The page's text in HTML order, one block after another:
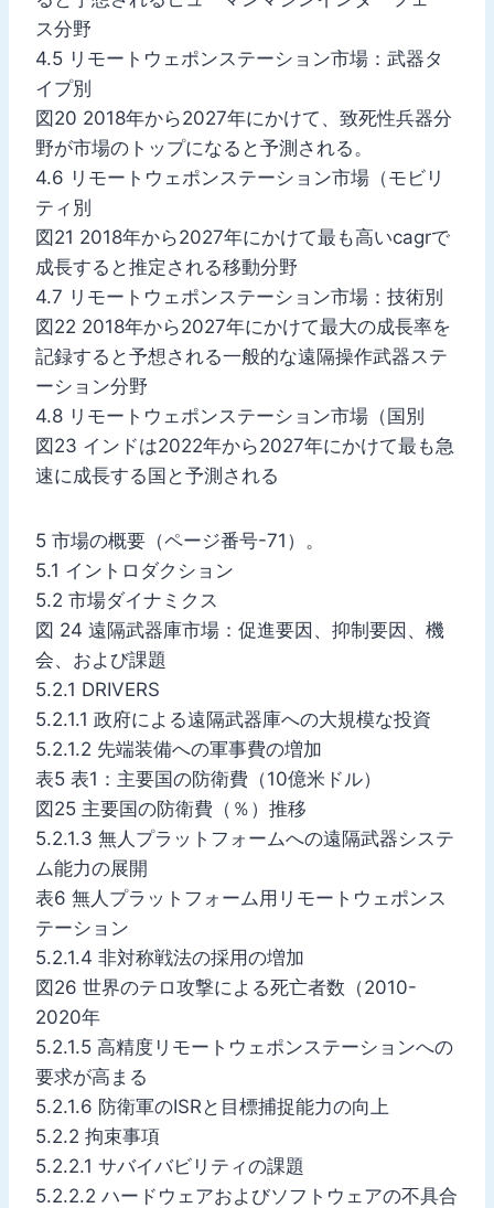
ス分野
4.5 リモートウェポンステーション市場：武器タ
イプ別
図20 2018年から2027年にかけて、致死性兵器分
野が市場のトップになると予測される。
4.6 リモートウェポンステーション市場（モビリ
ティ別
図21 2018年から2027年にかけて最も高いcagrで
成長すると推定される移動分野
4.7 リモートウェポンステーション市場：技術別
図22 2018年から2027年にかけて最大の成長率を
記録すると予想される一般的な遠隔操作武器ステ
ーション分野
4.8 リモートウェポンステーション市場（国別
図23 インドは2022年から2027年にかけて最も急
速に成長する国と予測される
5 市場の概要（ページ番号-71）。
5.1 イントロダクション
5.2 市場ダイナミクス
図 24 遠隔武器庫市場：促進要因、抑制要因、機
会、および課題
5.2.1 DRIVERS
5.2.1.1 政府による遠隔武器庫への大規模な投資
5.2.1.2 先端装備への軍事費の増加
表5 表1：主要国の防衛費（10億米ドル）
図25 主要国の防衛費（％）推移
5.2.1.3 無人プラットフォームへの遠隔武器システ
ム能力の展開
表6 無人プラットフォーム用リモートウェポンス
テーション
5.2.1.4 非対称戦法の採用の増加
図26 世界のテロ攻撃による死亡者数（2010-
2020年
5.2.1.5 高精度リモートウェポンステーションへの
要求が高まる
5.2.1.6 防衛軍のISRと目標捕捉能力の向上
5.2.2 拘束事項
5.2.2.1 サバイバビリティの課題
5.2.2.2 ハードウェアおよびソフトウェアの不具合